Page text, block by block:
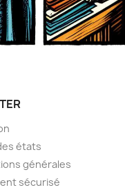
états
générales
sécurisé